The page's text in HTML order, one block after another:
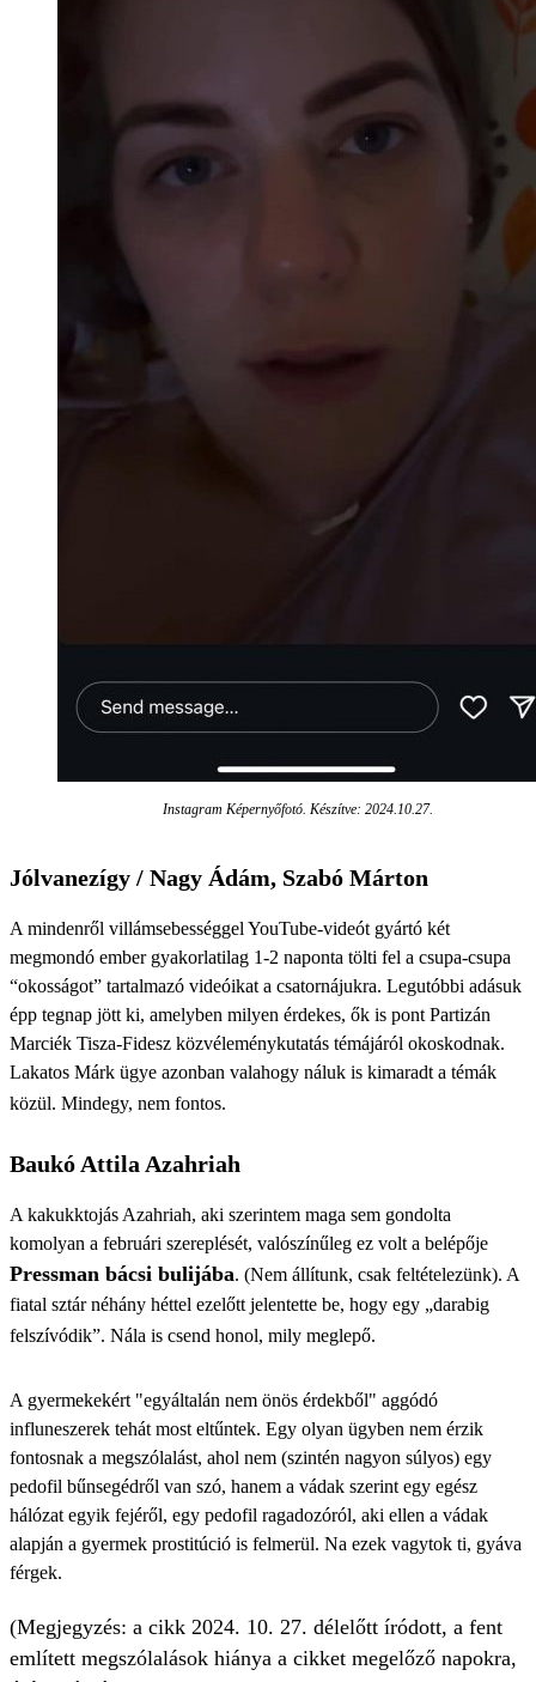
Instagram Képernyőfotó. Készítve: 2024.10.27.
Jólvanezígy / Nagy Ádám, Szabó Márton
A mindenről villámsebességgel YouTube-videót gyártó két
megmondó ember gyakorlatilag 1-2 naponta tölti fel a csupa-csupa
“okosságot” tartalmazó videóikat a csatornájukra. Legutóbbi adásuk
épp tegnap jött ki, amelyben milyen érdekes, ők is pont Partizán
Marciék Tisza-Fidesz közvéleménykutatás témájáról okoskodnak.
Lakatos Márk ügye azonban valahogy náluk is kimaradt a témák
közül. Mindegy, nem fontos.
Baukó Attila Azahriah
A kakukktojás Azahriah, aki szerintem maga sem gondolta
komolyan a februári szereplését, valószínűleg ez volt a belépője
Pressman bácsi bulijába. (Nem állítunk, csak feltételezünk). A
fiatal sztár néhány héttel ezelőtt jelentette be, hogy egy „darabig
felszívódik”. Nála is csend honol, mily meglepő.
A gyermekekért "egyáltalán nem önös érdekből" aggódó
influneszerek tehát most eltűntek. Egy olyan ügyben nem érzik
fontosnak a megszólalást, ahol nem (szintén nagyon súlyos) egy
pedofil bűnsegédről van szó, hanem a vádak szerint egy egész
hálózat egyik fejéről, egy pedofil ragadozóról, aki ellen a vádak
alapján a gyermek prostitúció is felmerül. Na ezek vagytok ti, gyáva
férgek.
(Megjegyzés: a cikk 2024. 10. 27. délelőtt íródott, a fent
említett megszólalások hiánya a cikket megelőző napokra,